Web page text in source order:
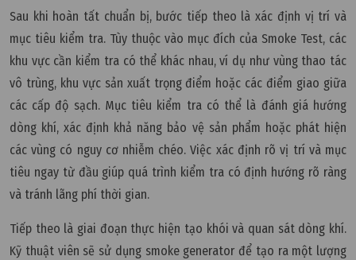
Sau khi hoàn tất chuẩn bị, bước tiếp theo là xác định vị trí và
mục tiêu kiểm tra. Tùy thuộc vào mục đích của Smoke Test, các
khu vực cần kiểm tra có thể khác nhau, ví dụ như vùng thao tác
vô trùng, khu vực sản xuất trọng điểm hoặc các điểm giao giữa
các cấp độ sạch. Mục tiêu kiểm tra có thể là đánh giá hướng
dòng khí, xác định khả năng bảo vệ sản phẩm hoặc phát hiện
các vùng có nguy cơ nhiễm chéo. Việc xác định rõ vị trí và mục
tiêu ngay từ đầu giúp quá trình kiểm tra có định hướng rõ ràng
và tránh lãng phí thời gian.
Tiếp theo là giai đoạn thực hiện tạo khói và quan sát dòng khí.
Kỹ thuật viên sẽ sử dụng smoke generator để tạo ra một lượng